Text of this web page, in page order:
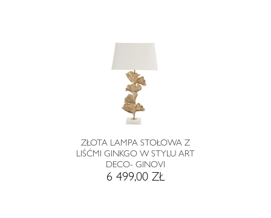
ZŁOTA LAMPA STOŁOWA Z
LIŚĆMI GINKGO W STYLU ART
DECO- GINOVI
6 499,00 ZŁ